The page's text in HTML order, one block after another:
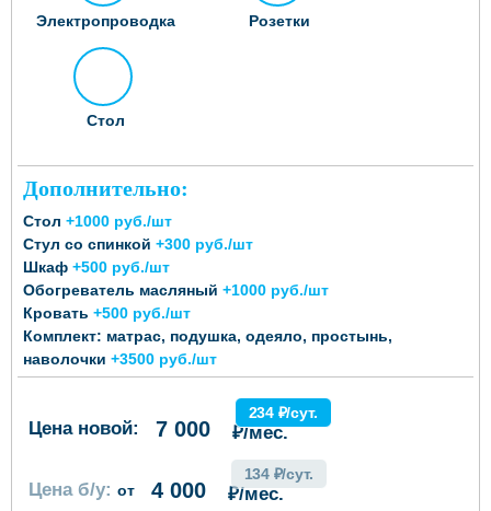
Электропроводка Розетки
Стол
Дополнительно:
Стол +1000 руб./шт
Стул со спинкой +300 руб./шт
Шкаф +500 руб./шт
Обогреватель масляный +1000 руб./шт
Кровать +500 руб./шт
Комплект: матрас, подушка, одеяло, простынь,
наволочки +3500 руб./шт
Цена новой: 7 000 ₽/мес.
234 ₽/сут.
Цена б/у: от 4 000 ₽/мес.
134 ₽/сут.